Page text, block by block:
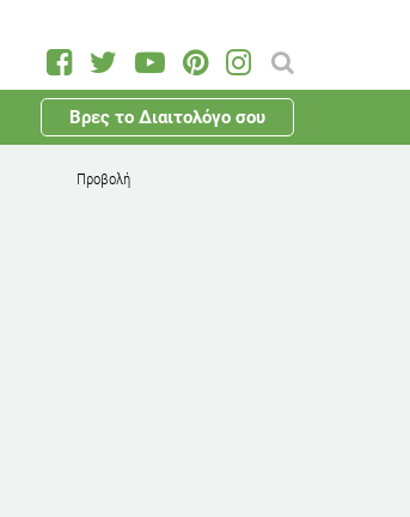
Βρες το Διαιτολόγο σου
Προβολή